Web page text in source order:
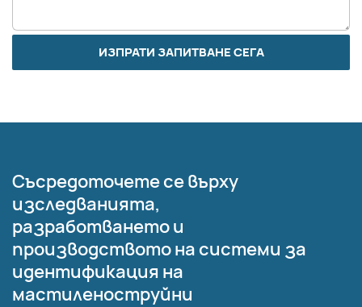
ИЗПРАТИ ЗАПИТВАНЕ СЕГА
Съсредоточете се върху
изследванията,
разработването и
производството на системи за
идентификация на
мастиленоструйни